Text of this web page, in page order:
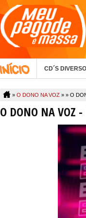
CD´S
» O DONO NA VOZ » » O
O DONO NA VOZ -